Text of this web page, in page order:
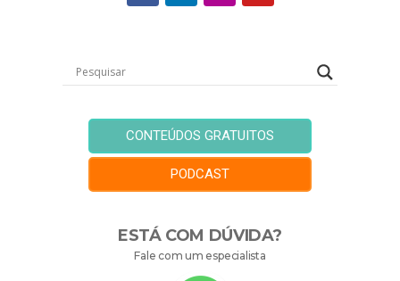
CONTEÚDOS GRATUITOS
PODCAST
ESTÁ COM DÚVIDA?
Fale com um especialista